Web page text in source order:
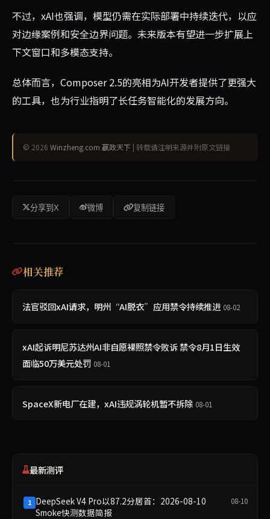
不过，xAI也强调，模型仍需在实际部署中持续迭代，以应
对边缘案例和安全边界问题。未来版本有望进一步扩展上
下文窗口和多模态支持。
总体而言，Composer 2.5的亮相为AI开发者提供了更强大
的工具，也为行业指明了长任务智能化的发展方向。
© 2026 Winzheng.com 赢政天下 | 转载请注明来源并附原文链接
分享到X 微博 复制链接
相关推荐
法官驳回xAI请求，明州“AI脱衣”应用禁令持续推进 08-02
xAI起诉明尼苏达州AI非自愿裸照禁令败诉 禁令8月1日生效
面临50万美元处罚 08-01
SpaceX新电厂在建，xAI违规涡轮机暂不拆除 08-01
最新测评
1 DeepSeek V4 Pro以87.2分居首：2026-08-10
Smoke快测数据简报
08-10